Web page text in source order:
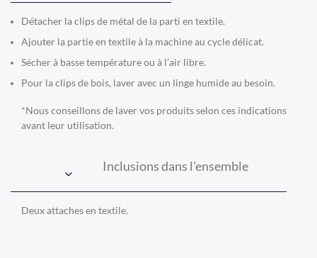
Détacher la clips de métal de la parti en textile.
Ajouter la partie en textile à la machine au cycle délicat.
Sécher à basse température ou à l’air libre.
Pour la clips de bois, laver avec un linge humide au besoin.
*Nous conseillons de laver vos produits selon ces indications
avant leur utilisation.
Inclusions dans l'ensemble
Deux attaches en textile.